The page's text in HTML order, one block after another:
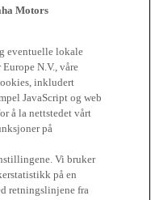
Motors
eventuelle lokale
N.V., våre
inkludert
JavaScript og web
å la nettstedet vårt
på
Vi bruker
på en
retningslinjene fra